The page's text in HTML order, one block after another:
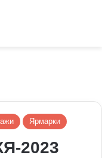
Ярмарки
2023